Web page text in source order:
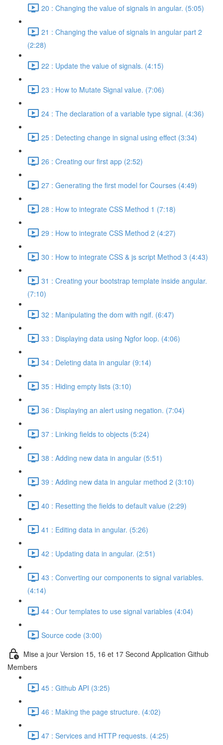
20 : Changing the value of signals in angular. (5:05)
21 : Changing the value of signals in angular part 2
(2:28)
22 : Update the value of signals. (4:15)
23 : How to Mutate Signal value. (7:06)
24 : The declaration of a variable type signal. (4:36)
25 : Detecting change in signal using effect (3:34)
26 : Creating our first app (2:52)
27 : Generating the first model for Courses (4:49)
28 : How to integrate CSS Method 1 (7:18)
29 : How to integrate CSS Method 2 (4:27)
30 : How to integrate CSS & js script Method 3 (4:43)
31 : Creating your bootstrap template inside angular.
(7:10)
32 : Manipulating the dom with ngif. (6:47)
33 : Displaying data using Ngfor loop. (4:06)
34 : Deleting data in angular (9:14)
35 : Hiding empty lists (3:10)
36 : Displaying an alert using negation. (7:04)
37 : Linking fields to objects (5:24)
38 : Adding new data in angular (5:51)
39 : Adding new data in angular method 2 (3:10)
40 : Resetting the fields to default value (2:29)
41 : Editing data in angular. (5:26)
42 : Updating data in angular. (2:51)
43 : Converting our components to signal variables.
(4:14)
44 : Our templates to use signal variables (4:04)
Source code (3:00)
Mise a jour Version 15, 16 et 17 Second Application Github
Members
45 : Github API (3:25)
46 : Making the page structure. (4:02)
47 : Services and HTTP requests. (4:25)